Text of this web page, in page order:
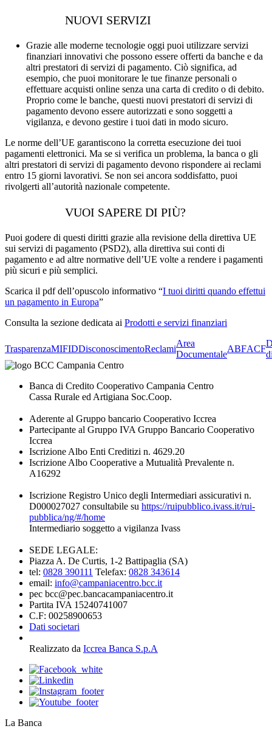
NUOVI SERVIZI
Grazie alle moderne tecnologie oggi puoi utilizzare servizi
finanziari innovativi che possono essere offerti da banche e da
altri prestatori di servizi di pagamento. Ciò significa, ad
esempio, che puoi monitorare le tue finanze personali o
effettuare acquisti online senza una carta di credito o di debito.
Proprio come le banche, questi nuovi prestatori di servizi di
pagamento devono essere autorizzati e sono soggetti a
vigilanza, e devono gestire i tuoi dati in modo sicuro.
Le norme dell’UE garantiscono la corretta esecuzione dei tuoi
pagamenti elettronici. Ma se si verifica un problema, la banca o gli
altri prestatori di servizi di pagamento devono rispondere ai reclami
entro 15 giorni lavorativi. Se non sei ancora soddisfatto, puoi
rivolgerti all’autorità nazionale competente.
VUOI SAPERE DI PIÙ?
Puoi godere di questi diritti grazie alla revisione della direttiva UE
sui servizi di pagamento (PSD2), alla direttiva sui conti di
pagamento e ad altre normative dell’UE volte a rendere i pagamenti
più sicuri e più semplici.
Scarica il pdf dell’opuscolo informativo “I tuoi diritti quando effettui
un pagamento in Europa”
Consulta la sezione dedicata ai Prodotti e servizi finanziari
TrasparenzaMIFIDDisconoscimentoReclami
Area
Documentale
ABFACF
Banca di Credito Cooperativo Campania Centro
Cassa Rurale ed Artigiana Soc.Coop.
Aderente al Gruppo bancario Cooperativo Iccrea
Partecipante al Gruppo IVA Gruppo Bancario Cooperativo
Iccrea
Iscrizione Albo Enti Creditizi n. 4629.20
Iscrizione Albo Cooperative a Mutualità Prevalente n.
A16292
Iscrizione Registro Unico degli Intermediari assicurativi n.
D000027027 consultabile su https://ruipubblico.ivass.it/rui-
pubblica/ng/#/home
Intermediario soggetto a vigilanza Ivass
SEDE LEGALE:
Piazza A. De Curtis, 1-2 Battipaglia (SA)
tel: 0828 390111 Telefax: 0828 343614
email: info@campaniacentro.bcc.it
pec bcc@pec.bancacampaniacentro.it
Partita IVA 15240741007
C.F: 00258900653
Dati societari
Realizzato da Iccrea Banca S.p.A
La Banca